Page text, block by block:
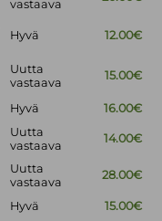
vastaava
Hyvä 12.00€
Uutta
vastaava
15.00€
Hyvä 16.00€
Uutta
vastaava
14.00€
Uutta
vastaava
28.00€
Hyvä 15.00€